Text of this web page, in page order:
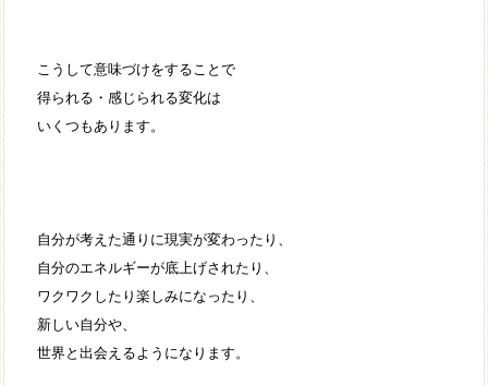
こうして意味づけをすることで
得られる・感じられる変化は
いくつもあります。
自分が考えた通りに現実が変わったり、
自分のエネルギーが底上げされたり、
ワクワクしたり楽しみになったり、
新しい自分や、
世界と出会えるようになります。